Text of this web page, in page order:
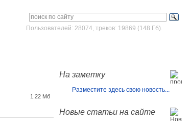
Пользователей: 28074, треков: 19869 (148 Гб).
На заметку
Разместите здесь свою новость...
Новые статьи на сайте
1.22 Мб